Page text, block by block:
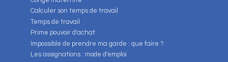
Calculer son temps de travail
Temps de travail
Prime pouvoir d'achat
Impossible de prendre ma garde : que faire ?
Les assignations : mode d'emploi